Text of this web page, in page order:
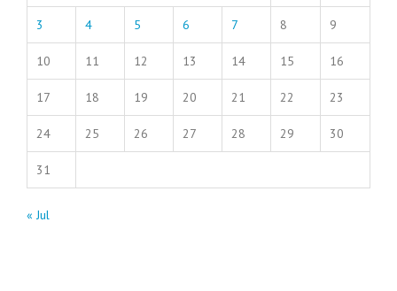
3 4 5 6 7 8 9
10 11 12 13 14 15 16
17 18 19 20 21 22 23
24 25 26 27 28 29 30
31
« Jul